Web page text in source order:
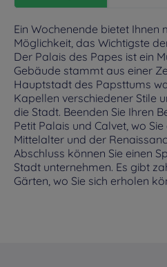
Ein Wochenende bietet Ihnen
Möglichkeit, das Wichtigste
Der Palais des Papes ist ein
Gebäude stammt aus einer
Hauptstadt des Papsttums
Kapellen verschiedener Stile
die Stadt. Beenden Sie Ihren
Petit Palais und Calvet, wo
Mittelalter und der
Abschluss können Sie einen
Stadt unternehmen. Es gibt
Gärten, wo Sie sich erholen